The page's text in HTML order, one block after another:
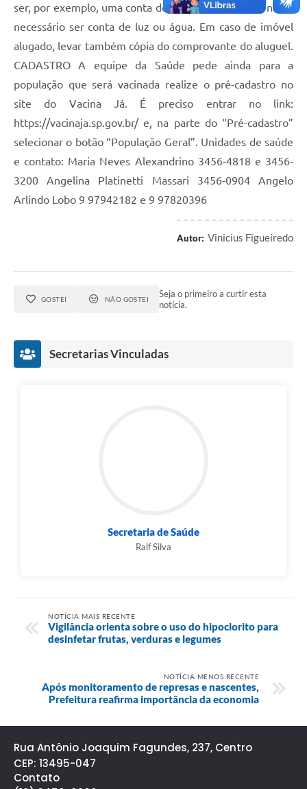
ser, por exemplo, uma conta de celular ou internet, não é
necessário ser conta de luz ou água. Em caso de imóvel
alugado, levar também cópia do comprovante do aluguel.
CADASTRO A equipe da Saúde pede ainda para a
população que será vacinada realize o pré-cadastro no
site do Vacina Já. É preciso entrar no link:
https://vacinaja.sp.gov.br/ e, na parte do “Pré-cadastro”
selecionar o botão “População Geral”. Unidades de saúde
e contato: Maria Neves Alexandrino 3456-4818 e 3456-
3200 Angelina Platinetti Massari 3456-0904 Angelo
Arlindo Lobo 9 97942182 e 9 97820396
Autor: Vinicius Figueiredo
GOSTEI NÃO GOSTEI
Seja o primeiro a curtir esta
notícia.
Secretarias Vinculadas
Secretaria de Saúde
Ralf Silva
NOTÍCIA MAIS RECENTE
Vigilância orienta sobre o uso do hipoclorito para
desinfetar frutas, verduras e legumes
NOTÍCIA MENOS RECENTE
Após monitoramento de represas e nascentes,
Prefeitura reafirma importância da economia
Rua Antônio Joaquim Fagundes, 237, Centro
CEP: 13495-047
Contato